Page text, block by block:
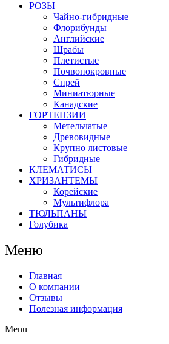
РОЗЫ
Чайно-гибридные
Флорибунды
Английские
Шрабы
Плетистые
Почвопокровные
Спрей
Миниатюрные
Канадские
ГОРТЕНЗИИ
Метельчатые
Древовидные
Крупно листовые
Гибридные
КЛЕМАТИСЫ
ХРИЗАНТЕМЫ
Корейские
Мультифлора
ТЮЛЬПАНЫ
Голубика
Меню
Главная
О компании
Отзывы
Полезная информация
Menu